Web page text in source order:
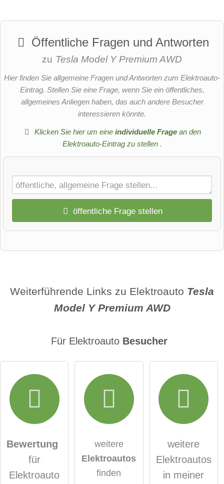
Öffentliche Fragen und Antworten
zu Tesla Model Y Premium AWD
Hier finden Sie allgemeine Fragen und Antworten zum Elektroauto-
Eintrag. Stellen Sie eine Frage, wenn Sie ein öffentliches,
allgemeines Anliegen haben, das auch andere Besucher
interessieren könnte.
Klicken Sie hier um eineindividuelle Frage an den
Elektroauto-Eintrag zu stellen .
öffentliche Frage stellen
Name
Hiermit akzeptiere ich die
Datenschutzerklärunghabe ich zur Kenntnis
genommen.
öffentliche Frage stellen Abbrechen
Weiterführende Links zu Elektroauto Tesla
Model Y Premium AWD
Für Elektroauto Besucher
Bewertung
für
Elektroauto
weitere
Elektroautos
finden
weitere
Elektroautos
in meiner